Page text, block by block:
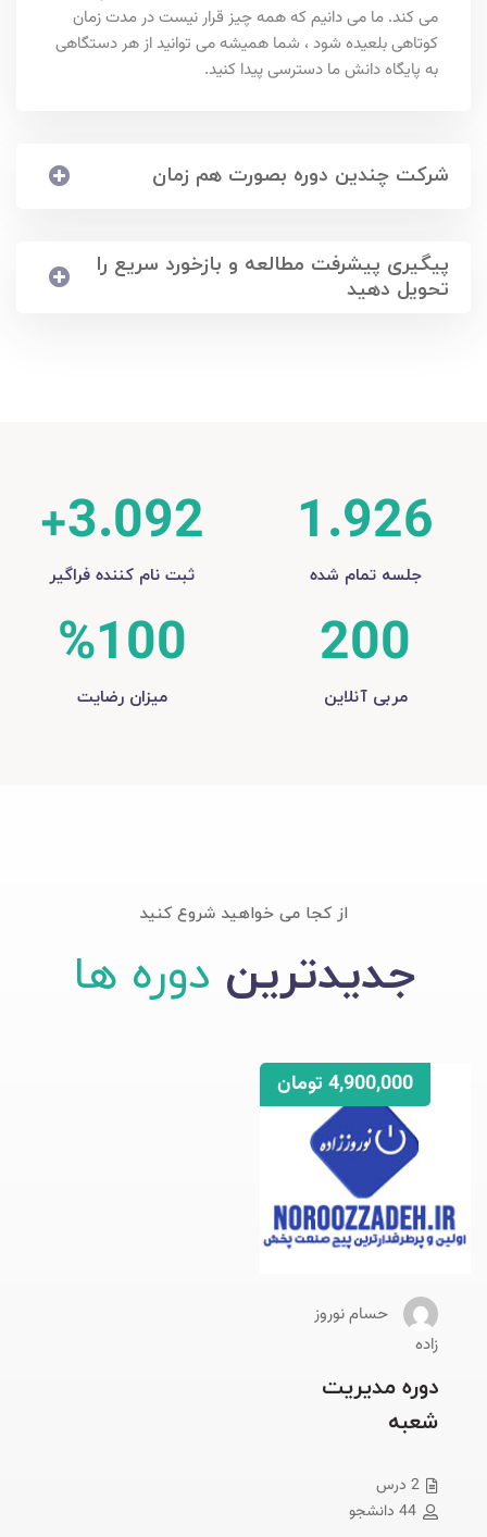
می کند. ما می دانیم که همه چیز قرار نیست در مدت زمان
کوتاهی بلعیده شود ، شما همیشه می توانید از هر دستگاهی
به پایگاه دانش ما دسترسی پیدا کنید.
شرکت چندین دوره بصورت هم زمان
پیگیری پیشرفت مطالعه و بازخورد سریع را
تحویل دهید
1.926
جلسه تمام شده
3.092
+
ثبت نام کننده فراگیر
200
مربی آنلاین
100
%
میزان رضایت
از کجا می خواهید شروع کنید
جدیدترین دوره ها
حسام نوروز
زاده
4,900,000 تومان
دوره مدیریت
شعبه
2 درس
44 دانشجو